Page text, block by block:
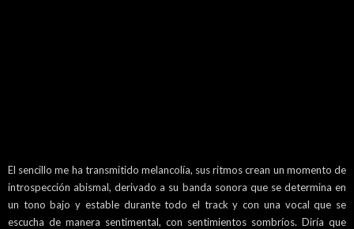
El sencillo me ha transmitido melancolía, sus ritmos crean un momento de
introspección abismal, derivado a su banda sonora que se determina en
un tono bajo y estable durante todo el track y con una vocal que se
escucha de manera sentimental, con sentimientos sombríos. Diría que